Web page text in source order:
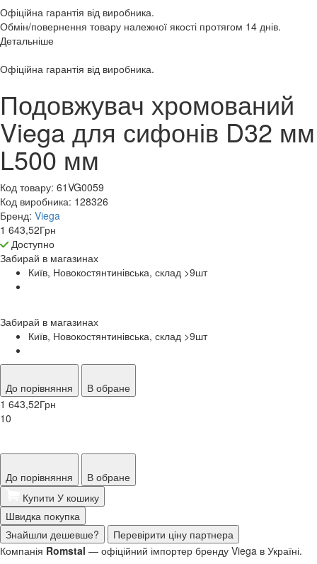
Офіційна гарантія від виробника.
Обмін/повернення товару належної якості протягом 14 днів.
Детальніше
Офіційна гарантія від виробника.
Подовжувач хромований
Viega для сифонів D32 мм
L500 мм
Код товару: 61VG0059
Код виробника: 128326
Бренд: Viega
1 643,52Грн
Доступно
Забирай в магазинах
Київ, Новокостянтинівська, склад >9шт
Забирай в магазинах
Київ, Новокостянтинівська, склад >9шт
До порівняння
В обране
1 643,52Грн
10
До порівняння
В обране
Купити У кошику
Швидка покупка
Знайшли дешевше?
Перевірити ціну партнера
Компанія Romstal — офіційний імпортер бренду Viega в Україні.